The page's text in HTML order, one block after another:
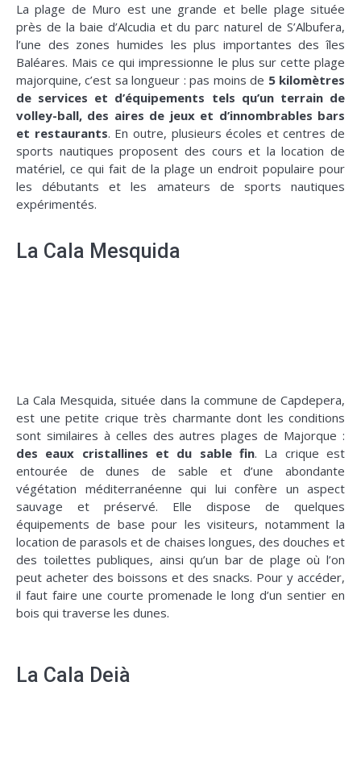
La plage de Muro est une grande et belle plage située
près de la baie d’Alcudia et du parc naturel de S’Albufera,
l’une des zones humides les plus importantes des îles
Baléares. Mais ce qui impressionne le plus sur cette plage
majorquine, c’est sa longueur : pas moins de 5 kilomètres
de services et d’équipements tels qu’un terrain de
volley-ball, des aires de jeux et d’innombrables bars
et restaurants. En outre, plusieurs écoles et centres de
sports nautiques proposent des cours et la location de
matériel, ce qui fait de la plage un endroit populaire pour
les débutants et les amateurs de sports nautiques
expérimentés.
La Cala Mesquida
La Cala Mesquida, située dans la commune de Capdepera,
est une petite crique très charmante dont les conditions
sont similaires à celles des autres plages de Majorque :
des eaux cristallines et du sable fin. La crique est
entourée de dunes de sable et d’une abondante
végétation méditerranéenne qui lui confère un aspect
sauvage et préservé. Elle dispose de quelques
équipements de base pour les visiteurs, notamment la
location de parasols et de chaises longues, des douches et
des toilettes publiques, ainsi qu’un bar de plage où l’on
peut acheter des boissons et des snacks. Pour y accéder,
il faut faire une courte promenade le long d’un sentier en
bois qui traverse les dunes.
La Cala Deià